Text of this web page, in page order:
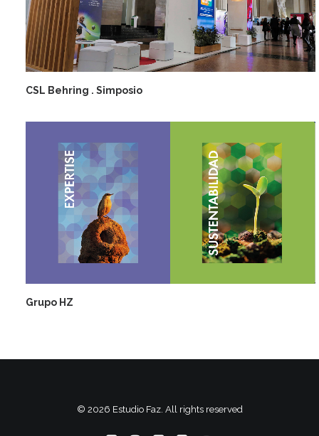
CSL Behring . Simposio
Grupo HZ
© 2026 Estudio Faz. All rights reserved